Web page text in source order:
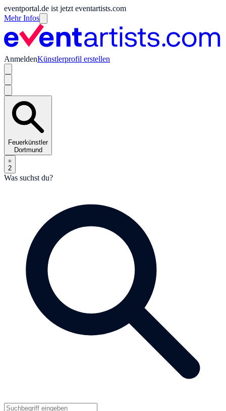
eventportal.de ist jetzt eventartists.com
Mehr Infos
AnmeldenKünstlerprofil erstellen
Feuerkünstler
Dortmund
2
Was suchst du?